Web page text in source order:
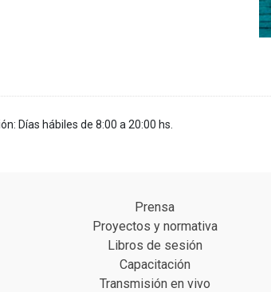
Días hábiles de 8:00 a 20:00 hs.
Prensa
Proyectos y normativa
Libros de sesión
Capacitación
Transmisión en vivo